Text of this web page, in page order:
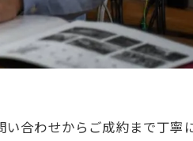
合わせからご成約まで丁寧